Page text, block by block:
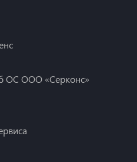
ОС ООО «Серконс»